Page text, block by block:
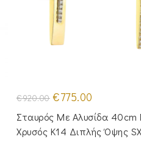
€920.00 Original
price
was:
€920.00.
€775.00
τιμή
είναι:
€775.00.
Σταυρός Με Αλυσίδα 40cm
Χρυσός Κ14 Διπλής Όψης